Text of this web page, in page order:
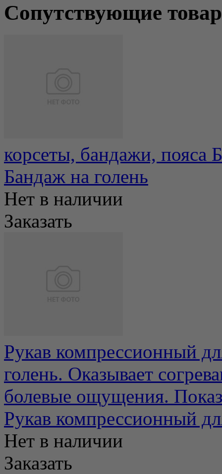
Сопутствующие
корсеты, бандажи, пояса
Бандаж на голень
Нет в наличии
Заказать
Рукав компрессионный
голень. Оказывает
болевые ощущения.
Рукав компрессионный
Нет в наличии
Заказать